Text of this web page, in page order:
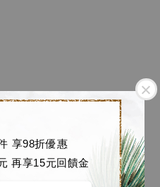
享98折優惠
再享15元回饋金